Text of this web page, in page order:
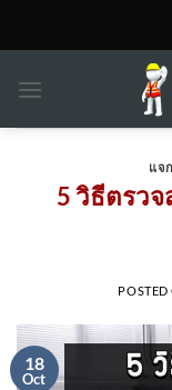
แจ
5 วิธีตรว
POSTED
18
Oct